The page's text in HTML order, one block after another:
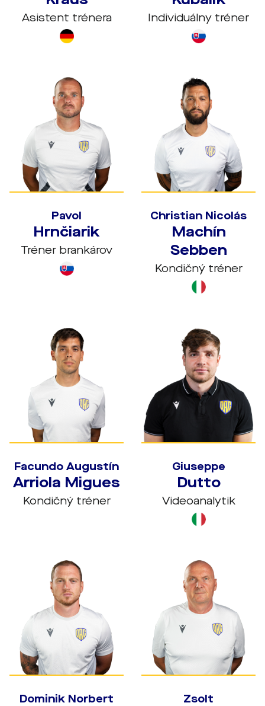
Asistent trénera Individuálny tréner
Pavol
Hrnčiarik
Tréner brankárov
Christian Nicolás
Machín
Sebben
Kondičný tréner
Facundo Augustín
Arriola Migues
Kondičný tréner
Giuseppe
Dutto
Videoanalytik
Dominik Norbert Zsolt